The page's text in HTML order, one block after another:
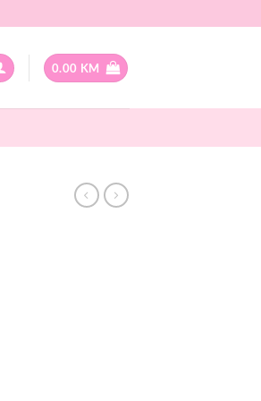
0.00 KM